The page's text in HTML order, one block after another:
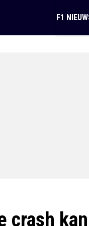
F1
crash